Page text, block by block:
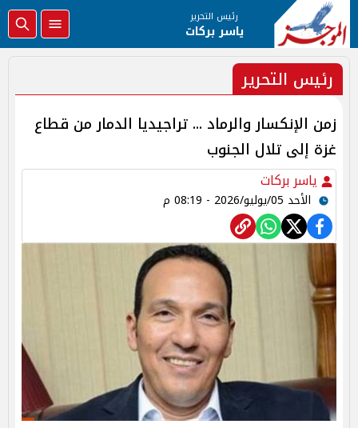
رئيس التحرير
ياسر بركات
رئيس التحرير
زمن الإنكسار والرماد ... تراجيديا الدمار من قطاع
غزة إلى تلال الجنوب
ياسر بركات
الأحد 05/يوليو/2026 - 08:19 م